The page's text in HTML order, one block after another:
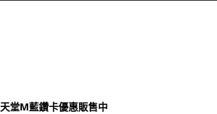
天堂M藍鑽卡優惠販售中